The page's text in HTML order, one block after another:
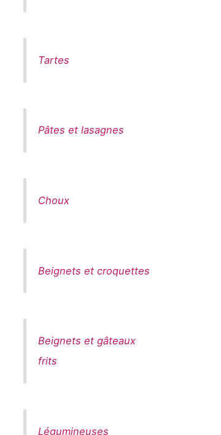
Tartes
Pâtes et lasagnes
Choux
Beignets et croquettes
Beignets et gâteaux
frits
Légumineuses